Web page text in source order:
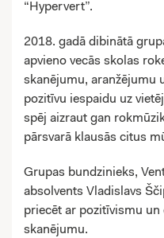
“Hypervert”.
2018. gadā dibinātā
apvieno vecās skolas
skanējumu, aranžējumu
pozitīvu iespaidu uz
spēj aizraut gan
pārsvarā klausās citus
Grupas bundzinieks,
absolvents Vladislavs
priecēt ar pozitīvismu
skanējumu.